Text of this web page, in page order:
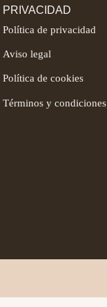
PRIVACIDAD
Política de privacidad
Aviso legal
Política de cookies
Términos y condiciones